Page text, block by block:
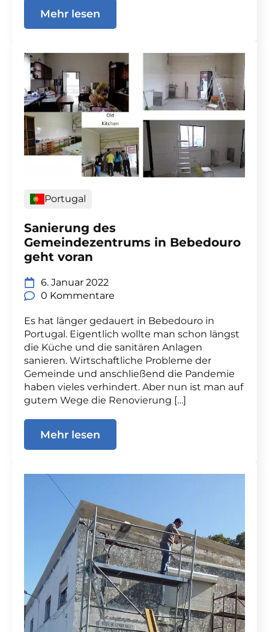
Mehr lesen
Portugal
Sanierung des
Gemeindezentrums in Bebedouro
geht voran
6. Januar 2022
0 Kommentare
Es hat länger gedauert in Bebedouro in
Portugal. Eigentlich wollte man schon längst
die Küche und die sanitären Anlagen
sanieren. Wirtschaftliche Probleme der
Gemeinde und anschließend die Pandemie
haben vieles verhindert. Aber nun ist man auf
gutem Wege die Renovierung […]
Mehr lesen